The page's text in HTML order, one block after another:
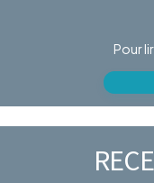
Pour